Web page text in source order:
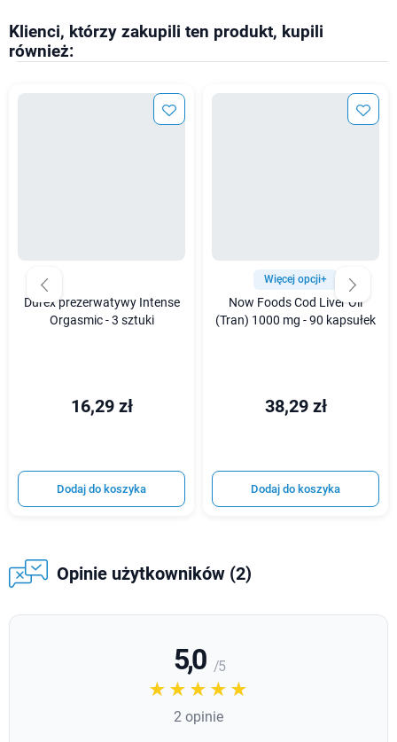
Klienci, którzy zakupili ten produkt, kupili
również:
Durex prezerwatywy Intense
Orgasmic - 3 sztuki
16,29 zł
Dodaj do koszyka
Więcej opcji+
Now Foods Cod Liver Oil
(Tran) 1000 mg - 90 kapsułek
38,29 zł
Dodaj do koszyka
Opinie użytkowników (2)
5,0 / 5
☆☆☆☆☆
★★★★★
2 opinie